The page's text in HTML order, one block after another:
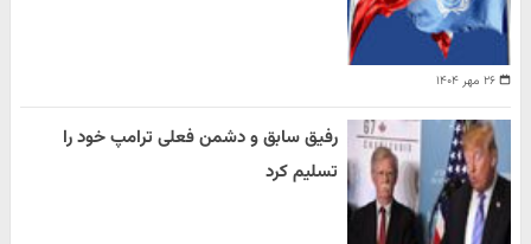
۲۶ مهر ۱۴۰۴
رفیق سابق و دشمن فعلی ترامپ خود را
تسلیم کرد